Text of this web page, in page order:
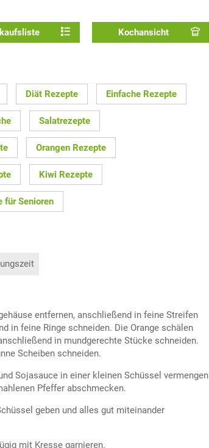
Kochansicht
Diät Rezepte Einfache Rezepte
Salatrezepte
Orangen Rezepte
Kiwi Rezepte
für Senioren
entfernen, anschließend in feine Streifen
in feine Ringe schneiden. Die Orange schälen
in mundgerechte Stücke schneiden.
Scheiben schneiden.
Sojasauce in einer kleinen Schüssel vermengen
Pfeffer abschmecken.
geben und alles gut miteinander
mit Kresse garnieren.